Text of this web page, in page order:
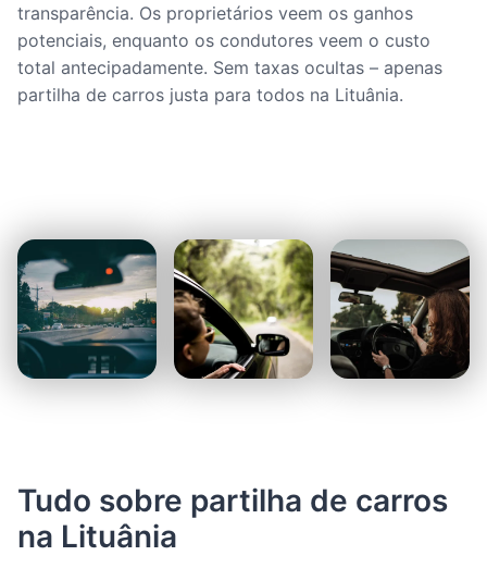
transparência. Os proprietários veem os ganhos
potenciais, enquanto os condutores veem o custo
total antecipadamente. Sem taxas ocultas – apenas
partilha de carros justa para todos na Lituânia.
Tudo sobre partilha de carros
na Lituânia